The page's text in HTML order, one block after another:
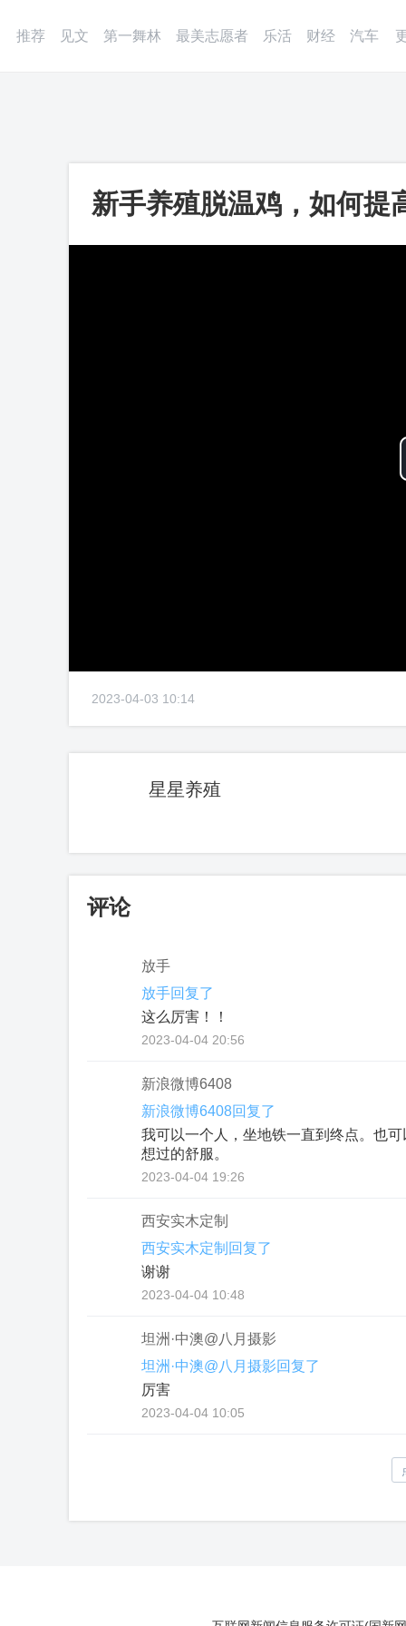
推荐 见文 第一舞林 最美志愿者 乐活 财经 汽车
新手养殖脱温鸡，如何提
第一视频
2023-04-03 10:14
星星养殖
评论
放手
放手回复了
这么厉害！！
2023-04-04 20:56
新浪微博6408
新浪微博6408回复了
我可以一个人，坐地铁一直到终点。也
想过的舒服。
2023-04-04 19:26
西安实木定制
西安实木定制回复了
谢谢
2023-04-04 10:48
坦洲·中澳@八月摄影
坦洲·中澳@八月摄影回复了
厉害
2023-04-04 10:05